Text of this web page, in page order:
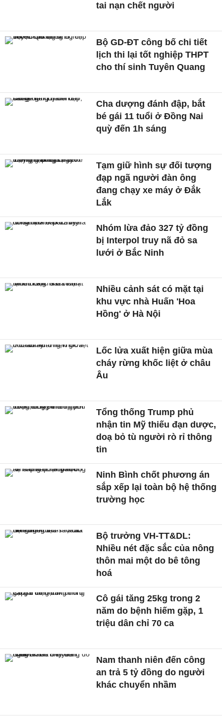
tai nạn chết người
Bộ GD-ĐT công bố chi tiết
lịch thi lại tốt nghiệp THPT
cho thí sinh Tuyên Quang
Cha dượng đánh đập, bắt
bé gái 11 tuổi ở Đồng Nai
quỳ đến 1h sáng
Tạm giữ hình sự đối tượng
đạp ngã người đàn ông
đang chạy xe máy ở Đắk
Lắk
Nhóm lừa đảo 327 tỷ đồng
bị Interpol truy nã đỏ sa
lưới ở Bắc Ninh
Nhiều cảnh sát có mặt tại
khu vực nhà Huấn 'Hoa
Hồng' ở Hà Nội
Lốc lửa xuất hiện giữa mùa
cháy rừng khốc liệt ở châu
Âu
Tổng thống Trump phủ
nhận tin Mỹ thiếu đạn dược,
doạ bỏ tù người rò rỉ thông
tin
Ninh Bình chốt phương án
sắp xếp lại toàn bộ hệ thống
trường học
Bộ trưởng VH-TT&DL:
Nhiều nét đặc sắc của nông
thôn mai một do bê tông
hoá
Cô gái tăng 25kg trong 2
năm do bệnh hiếm gặp, 1
triệu dân chỉ 70 ca
Nam thanh niên đến công
an trả 5 tỷ đồng do người
khác chuyển nhầm